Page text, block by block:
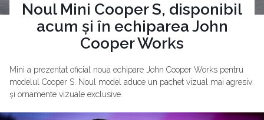
Noul Mini Cooper S, disponibil
acum și în echiparea John
Cooper Works
Mini a prezentat oficial noua echipare John Cooper Works pentru
modelul Cooper S. Noul model aduce un pachet vizual mai agresiv
și ornamente vizuale exclusive.